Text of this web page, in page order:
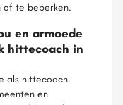
of te beperken.
en armoede
hittecoach in
als hittecoach.
en